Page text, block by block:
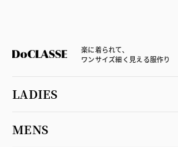
楽に着られて、
ワンサイズ細く見える服作り
LADIES
MENS